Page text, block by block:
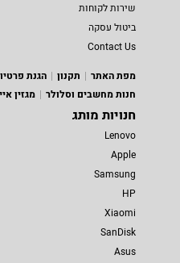
שירות לקוחות
ביטול עסקה
Contact Us
מפת האתר
תקנון הגנת
חנות מחשבים וסלולר
מגזין
חנויות מותג
Lenovo
Apple
Samsung
HP
Xiaomi
SanDisk
Asus